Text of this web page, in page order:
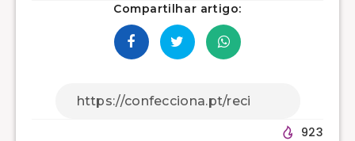
Compartilhar artigo:
923